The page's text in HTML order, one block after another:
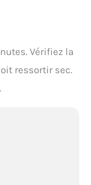
Vérifiez la
ressortir sec.